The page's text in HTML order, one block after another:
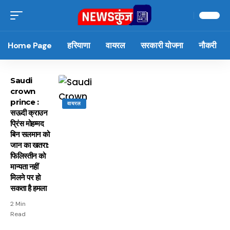
Home Page हरियाणा वायरल सरकारी योजना नौकरी
वायरल
Saudi
crown
prince :
सऊदी क्राउन
प्रिंस मोहम्मद
बिन सलमान को
जान का खतरा:
फिलिस्तीन को
मान्यता नहीं
मिलने पर हो
सकता है हमला
2 Min
Read